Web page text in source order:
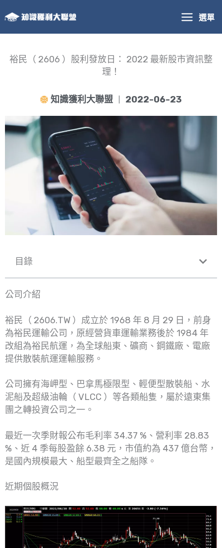
至
主
選單
裕民（ 2606 ）股利發放日： 2022 最新股市資訊整
理！
知識獲利大聯盟 2022-06-23
目錄
公司介紹
裕民（ 2606.TW ）成立於 1968 年 8 月 29 日，前身
為裕民運輸公司，原經營貨車運輸業務後於 1984 年
改組為裕民航運，為全球船東、礦商、鋼鐵廠、電廠
提供散裝航運運輸服務。
公司擁有海岬型、巴拿馬極限型、輕便型散裝船、水
泥船及超級油輪（ VLCC ）等各類船隻，屬於遠東集
團之轉投資公司之一。
最近一次季財報公布毛利率 34.37 %、營利率 28.83
%、近 4 季每股盈餘 6.38 元，市值約為 437 億台幣，
是國內規模最大、船型最齊全之船隊。
近期個股概況